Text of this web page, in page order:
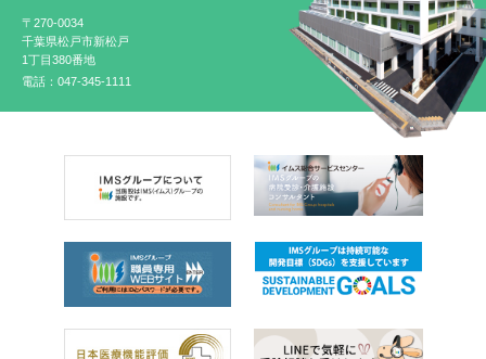
〒270-0034
千葉県松戸市新松戸
1丁目380番地
電話：047-345-1111